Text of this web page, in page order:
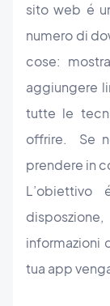
sito web é
numero di
cose:
aggiungere
tutte le
offrire. Se
prendere in
informazioni
tua app